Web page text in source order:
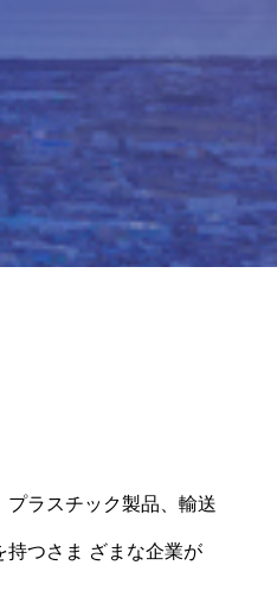
ラスチック製品、輸送
持つさま ざまな企業が